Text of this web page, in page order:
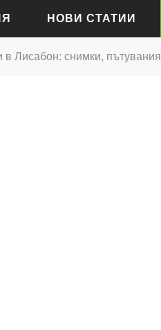
НОВИ СТАТИИ
Лисабон: снимки, пътувания